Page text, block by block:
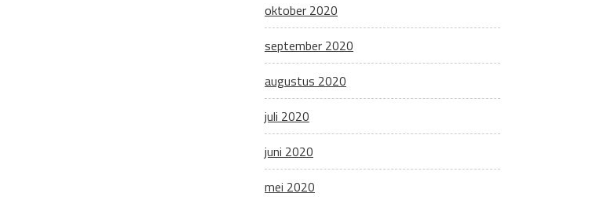
oktober 2020
september 2020
augustus 2020
juli 2020
juni 2020
mei 2020